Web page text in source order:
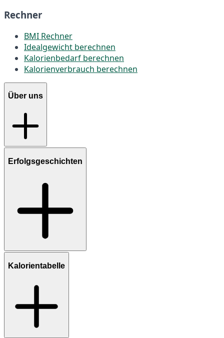
Rechner
BMI Rechner
Idealgewicht berechnen
Kalorienbedarf berechnen
Kalorienverbrauch berechnen
Über uns
Erfolgsgeschichten
Kalorientabelle